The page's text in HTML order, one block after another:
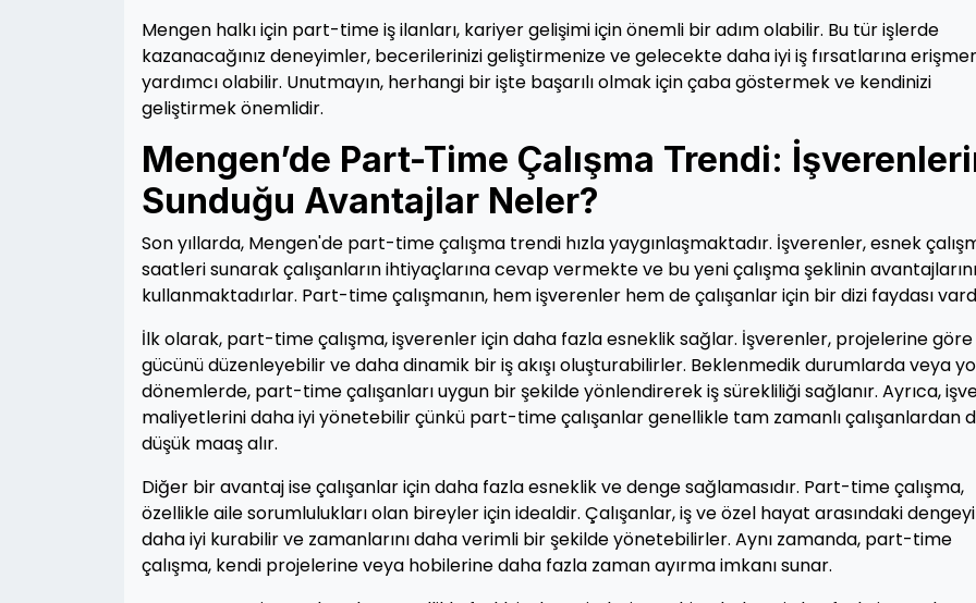
Mengen halkı için part-time iş ilanları, kariyer gelişimi için önemli bir adım olabilir. Bu tür işlerde
kazanacağınız deneyimler, becerilerinizi geliştirmenize ve gelecekte daha iyi iş fırsatlarına
yardımcı olabilir. Unutmayın, herhangi bir işte başarılı olmak için çaba göstermek ve kendinizi
geliştirmek önemlidir.
Mengen’de Part-Time Çalışma Trendi:
Sunduğu Avantajlar Neler?
Son yıllarda, Mengen'de part-time çalışma trendi hızla yaygınlaşmaktadır. İşverenler, esnek
saatleri sunarak çalışanların ihtiyaçlarına cevap vermekte ve bu yeni çalışma şeklinin avantajlarını
kullanmaktadırlar. Part-time çalışmanın, hem işverenler hem de çalışanlar için bir dizi faydası
İlk olarak, part-time çalışma, işverenler için daha fazla esneklik sağlar. İşverenler, projelerine göre
gücünü düzenleyebilir ve daha dinamik bir iş akışı oluşturabilirler. Beklenmedik durumlarda veya
dönemlerde, part-time çalışanları uygun bir şekilde yönlendirerek iş sürekliliği sağlanır. Ayrıca,
maliyetlerini daha iyi yönetebilir çünkü part-time çalışanlar genellikle tam zamanlı çalışanlardan
düşük maaş alır.
Diğer bir avantaj ise çalışanlar için daha fazla esneklik ve denge sağlamasıdır. Part-time çalışma,
özellikle aile sorumlulukları olan bireyler için idealdir. Çalışanlar, iş ve özel hayat arasındaki dengeyi
daha iyi kurabilir ve zamanlarını daha verimli bir şekilde yönetebilirler. Aynı zamanda, part-time
çalışma, kendi projelerine veya hobilerine daha fazla zaman ayırma imkanı sunar.